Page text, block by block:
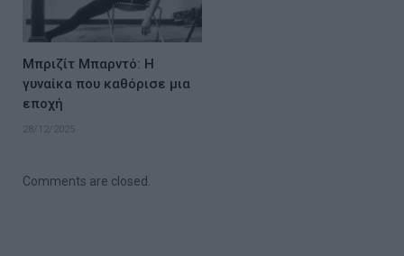
Μπριζίτ Μπαρντό: Η
γυναίκα που καθόρισε μια
εποχή
28/12/2025
Comments are closed.